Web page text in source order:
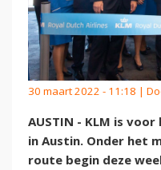
30 maart 2022 - 11:18 |
AUSTIN - KLM is
in Austin. Onder het
route begin deze